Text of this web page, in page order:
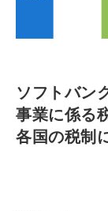
ソフトバン
事業に係る
各国の税制